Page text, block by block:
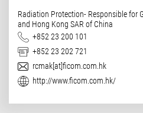
Radiation Protection- Responsible for
and Hong Kong SAR of China
电话
+852 23 200 101
传真
+852 23 202 721
电子邮件
rcmak[at]ficom.com.hk
网址
http://www.ficom.com.hk/